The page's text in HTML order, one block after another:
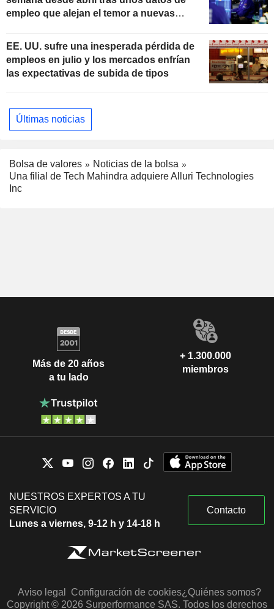
empleo que alejan el temor a nuevas
EE. UU. sufre una inesperada pérdida de
empleos en julio y los mercados enfrían
las expectativas de subida de tipos
Últimas noticias
Bolsa de valores
Noticias de la bolsa
Una filial de Tech Mahindra adquiere Alluri Technologies
Inc
Más de 20 años
a tu lado
+ 1.300.000
miembros
NUESTROS EXPERTOS A TU
SERVICIO
Lunes a viernes, 9-12 h y 14-18 h
Contacto
Aviso legal Configuración de cookies¿Quiénes somos?
Copyright © 2026 Surperformance SAS. Todos los derechos